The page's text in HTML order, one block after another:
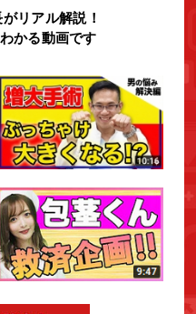
リアル解説！
かる動画です